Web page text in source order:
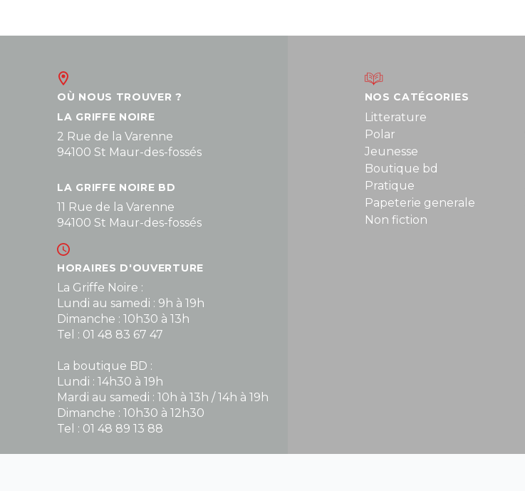
OÙ NOUS TROUVER ?
LA GRIFFE NOIRE
2 Rue de la Varenne
94100 St Maur-des-fossés
LA GRIFFE NOIRE BD
11 Rue de la Varenne
94100 St Maur-des-fossés
HORAIRES D'OUVERTURE
La Griffe Noire :
Lundi au samedi : 9h à 19h
Dimanche : 10h30 à 13h
Tel : 01 48 83 67 47
La boutique BD :
Lundi : 14h30 à 19h
Mardi au samedi : 10h à 13h / 14h à 19h
Dimanche : 10h30 à 12h30
Tel : 01 48 89 13 88
NOS CATÉGORIES
Litterature
Polar
Jeunesse
Boutique bd
Pratique
Papeterie generale
Non fiction